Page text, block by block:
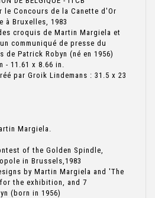
le Concours de la Canette d'Or
à Bruxelles, 1983
croquis de Martin Margiela et
communiqué de presse du
Patrick Robyn (né en 1956)
- 11.61 x 8.66 in.
par Groik Lindemans : 31.5 x 23
Margiela.
of the Golden Spindle,
in Brussels,1983
by Martin Margiela and 'The
the exhibition, and 7
(born in 1956)